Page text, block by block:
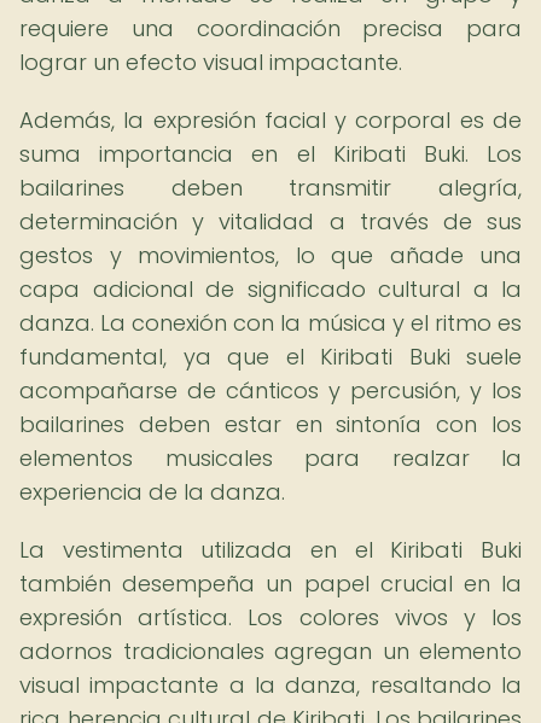
requiere una coordinación precisa para
lograr un efecto visual impactante.
Además, la expresión facial y corporal es de
suma importancia en el Kiribati Buki. Los
bailarines deben transmitir alegría,
determinación y vitalidad a través de sus
gestos y movimientos, lo que añade una
capa adicional de significado cultural a la
danza. La conexión con la música y el ritmo es
fundamental, ya que el Kiribati Buki suele
acompañarse de cánticos y percusión, y los
bailarines deben estar en sintonía con los
elementos musicales para realzar la
experiencia de la danza.
La vestimenta utilizada en el Kiribati Buki
también desempeña un papel crucial en la
expresión artística. Los colores vivos y los
adornos tradicionales agregan un elemento
visual impactante a la danza, resaltando la